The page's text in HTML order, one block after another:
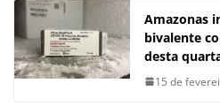
Amazonas
bivalente
desta
15 de